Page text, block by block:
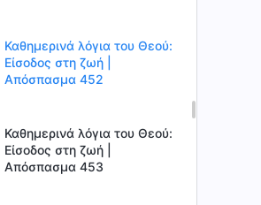
Καθημερινά λόγια του Θεού:
Είσοδος στη ζωή |
Απόσπασμα 452
Καθημερινά λόγια του Θεού:
Είσοδος στη ζωή |
Απόσπασμα 453